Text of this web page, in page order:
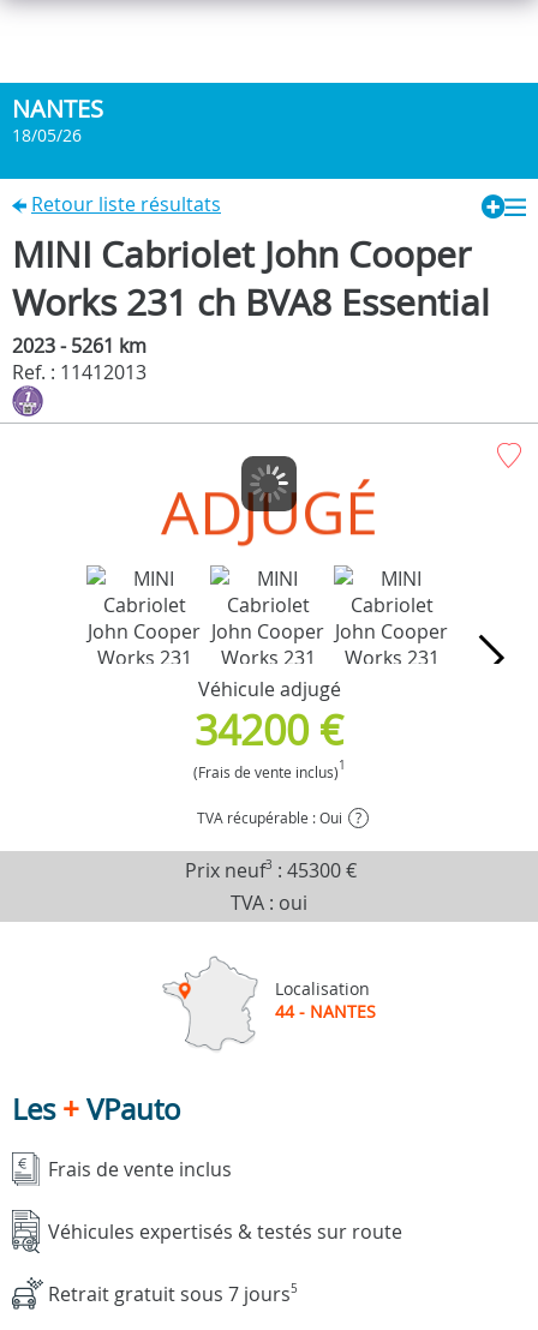
NANTES
18/05/26
Retour liste résultats
MINI Cabriolet John Cooper
Works 231 ch BVA8 Essential
2023 - 5261 km
Ref. : 11412013
ADJUGÉ
Véhicule adjugé
34200 €
(Frais de vente inclus)1
TVA récupérable : Oui ?
Prix neuf3 : 45300 €
TVA : oui
Localisation
44 - NANTES
Les+VPauto
Frais de vente inclus
Véhicules expertisés & testés sur route
Retrait gratuit sous 7 jours5